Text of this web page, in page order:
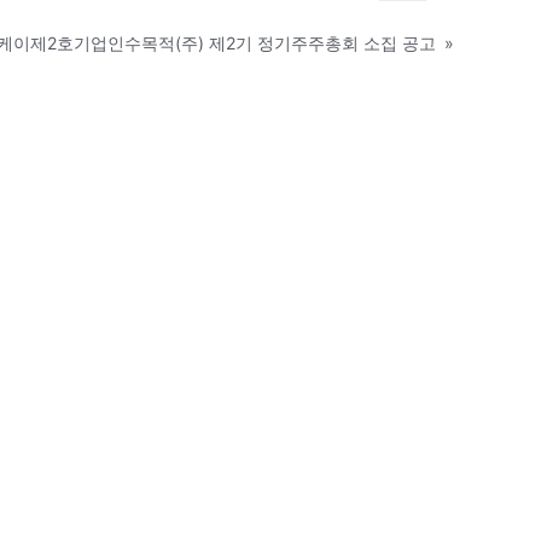
이제2호기업인수목적(주) 제2기 정기주주총회 소집 공고 »